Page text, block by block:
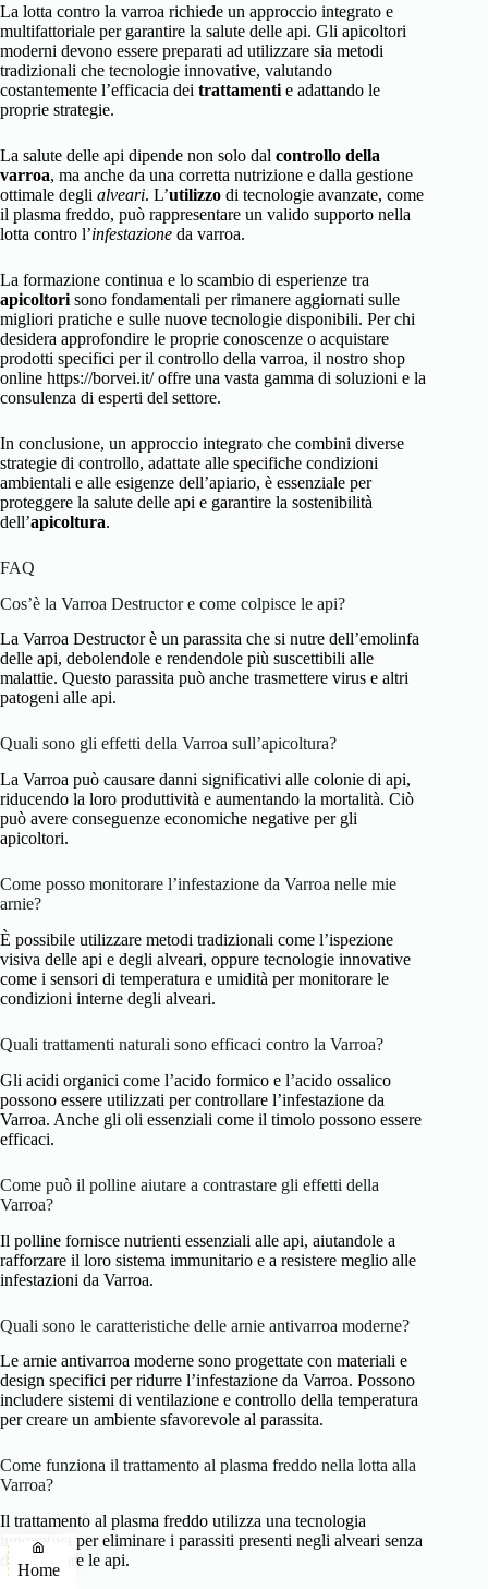
La lotta contro la varroa richiede un approccio integrato e
multifattoriale per garantire la salute delle api. Gli apicoltori
moderni devono essere preparati ad utilizzare sia metodi
tradizionali che tecnologie innovative, valutando
costantemente l’efficacia dei trattamenti e adattando le
proprie strategie.
La salute delle api dipende non solo dal controllo della
varroa, ma anche da una corretta nutrizione e dalla gestione
ottimale degli alveari. L’utilizzo di tecnologie avanzate, come
il plasma freddo, può rappresentare un valido supporto nella
lotta contro l’infestazione da varroa.
La formazione continua e lo scambio di esperienze tra
apicoltori sono fondamentali per rimanere aggiornati sulle
migliori pratiche e sulle nuove tecnologie disponibili. Per chi
desidera approfondire le proprie conoscenze o acquistare
prodotti specifici per il controllo della varroa, il nostro shop
online https://borvei.it/ offre una vasta gamma di soluzioni e la
consulenza di esperti del settore.
In conclusione, un approccio integrato che combini diverse
strategie di controllo, adattate alle specifiche condizioni
ambientali e alle esigenze dell’apiario, è essenziale per
proteggere la salute delle api e garantire la sostenibilità
dell’apicoltura.
FAQ
Cos’è la Varroa Destructor e come colpisce le api?
La Varroa Destructor è un parassita che si nutre dell’emolinfa
delle api, debolendole e rendendole più suscettibili alle
malattie. Questo parassita può anche trasmettere virus e altri
patogeni alle api.
Quali sono gli effetti della Varroa sull’apicoltura?
La Varroa può causare danni significativi alle colonie di api,
riducendo la loro produttività e aumentando la mortalità. Ciò
può avere conseguenze economiche negative per gli
apicoltori.
Come posso monitorare l’infestazione da Varroa nelle mie
arnie?
È possibile utilizzare metodi tradizionali come l’ispezione
visiva delle api e degli alveari, oppure tecnologie innovative
come i sensori di temperatura e umidità per monitorare le
condizioni interne degli alveari.
Quali trattamenti naturali sono efficaci contro la Varroa?
Gli acidi organici come l’acido formico e l’acido ossalico
possono essere utilizzati per controllare l’infestazione da
Varroa. Anche gli oli essenziali come il timolo possono essere
efficaci.
Come può il polline aiutare a contrastare gli effetti della
Varroa?
Il polline fornisce nutrienti essenziali alle api, aiutandole a
rafforzare il loro sistema immunitario e a resistere meglio alle
infestazioni da Varroa.
Quali sono le caratteristiche delle arnie antivarroa moderne?
Le arnie antivarroa moderne sono progettate con materiali e
design specifici per ridurre l’infestazione da Varroa. Possono
includere sistemi di ventilazione e controllo della temperatura
per creare un ambiente sfavorevole al parassita.
Come funziona il trattamento al plasma freddo nella lotta alla
Varroa?
Il trattamento al plasma freddo utilizza una tecnologia
innovativa per eliminare i parassiti presenti negli alveari senza
danneggiare le api.
Home